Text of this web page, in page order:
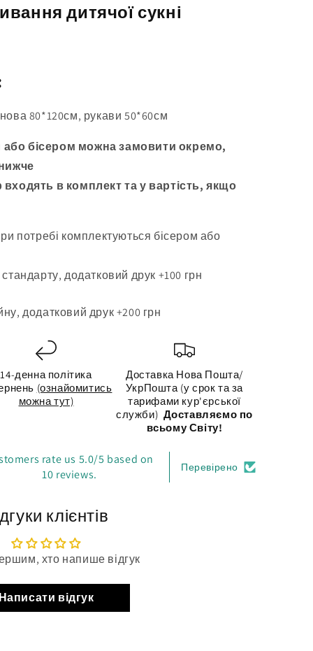
дитячої сукні
80*120см, рукави 50*60см
або бісером можна замовити окремо,
в комплект та у вартість, якщо
потребі комплектуються бісером або
додатковий друк +100 грн
додатковий друк +200 грн
14-денна політика
(ознайомитись
можна тут)
Доставка Нова Пошта/
УкрПошта (у срок та за
тарифами кур'єрської
служби) Доставляємо по
всьому Світу!
rate us 5.0/5 based on
10 reviews.
Перевірено
клієнтів
хто напише відгук
Написати відгук